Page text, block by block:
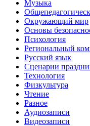
Музыка
Окружающий мир
Основы
Психология
Региональный
Русский язык
Сценарии
Технология
Физкультура
Чтение
Разное
Аудиозаписи
Видеозаписи